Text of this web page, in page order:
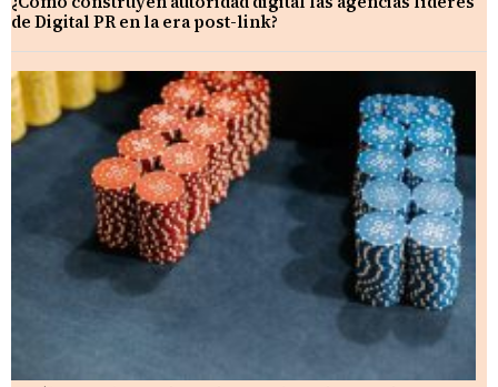
de Digital PR en la era post-link?